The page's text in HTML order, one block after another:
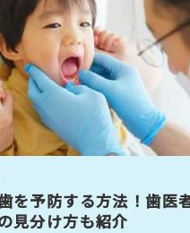
を予防する方法！歯医
見分け方も紹介